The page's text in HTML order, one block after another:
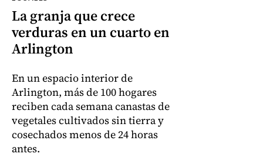
La granja que crece
verduras en un cuarto en
Arlington
En un espacio interior de
Arlington, más de 100 hogares
reciben cada semana canastas de
vegetales cultivados sin tierra y
cosechados menos de 24 horas
antes.